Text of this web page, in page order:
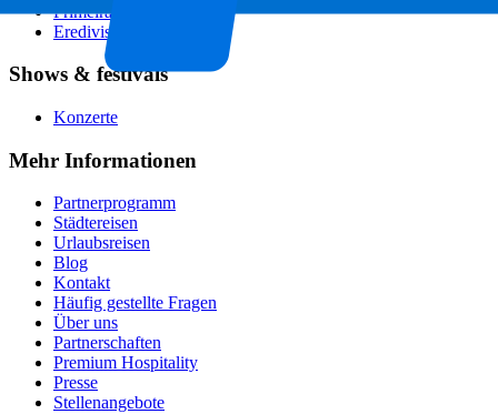
Primeira Liga
Eredivisie
Shows & festivals
Konzerte
Mehr Informationen
Partnerprogramm
Städtereisen
Urlaubsreisen
Blog
Kontakt
Häufig gestellte Fragen
Über uns
Partnerschaften
Premium Hospitality
Presse
Stellenangebote